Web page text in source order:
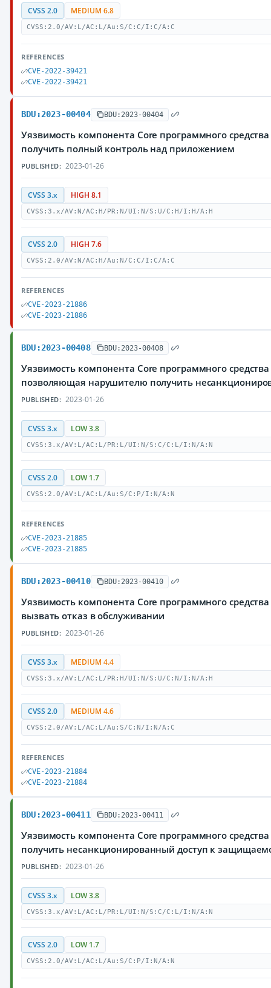
CVSS 2.0 MEDIUM 6.8
CVSS:2.0/AV:L/AC:L/Au:S/C:C/I:C/A:C
REFERENCES
CVE-2022-39421
CVE-2022-39421
BDU:2023-00404 BDU:2023-00404
Уязвимость компонента Core программного
получить полный контроль над приложением
PUBLISHED: 2023-01-26
CVSS 3.x HIGH 8.1
CVSS:3.x/AV:N/AC:H/PR:N/UI:N/S:U/C:H/I:H/A:H
CVSS 2.0 HIGH 7.6
CVSS:2.0/AV:N/AC:H/Au:N/C:C/I:C/A:C
REFERENCES
CVE-2023-21886
CVE-2023-21886
BDU:2023-00408 BDU:2023-00408
Уязвимость компонента Core программного
позволяющая нарушителю получить
PUBLISHED: 2023-01-26
CVSS 3.x LOW 3.8
CVSS:3.x/AV:L/AC:L/PR:L/UI:N/S:C/C:L/I:N/A:N
CVSS 2.0 LOW 1.7
CVSS:2.0/AV:L/AC:L/Au:S/C:P/I:N/A:N
REFERENCES
CVE-2023-21885
CVE-2023-21885
BDU:2023-00410 BDU:2023-00410
Уязвимость компонента Core программного
вызвать отказ в обслуживании
PUBLISHED: 2023-01-26
CVSS 3.x MEDIUM 4.4
CVSS:3.x/AV:L/AC:L/PR:H/UI:N/S:U/C:N/I:N/A:H
CVSS 2.0 MEDIUM 4.6
CVSS:2.0/AV:L/AC:L/Au:S/C:N/I:N/A:C
REFERENCES
CVE-2023-21884
CVE-2023-21884
BDU:2023-00411 BDU:2023-00411
Уязвимость компонента Core программного
получить несанкционированный доступ к
PUBLISHED: 2023-01-26
CVSS 3.x LOW 3.8
CVSS:3.x/AV:L/AC:L/PR:L/UI:N/S:C/C:L/I:N/A:N
CVSS 2.0 LOW 1.7
CVSS:2.0/AV:L/AC:L/Au:S/C:P/I:N/A:N